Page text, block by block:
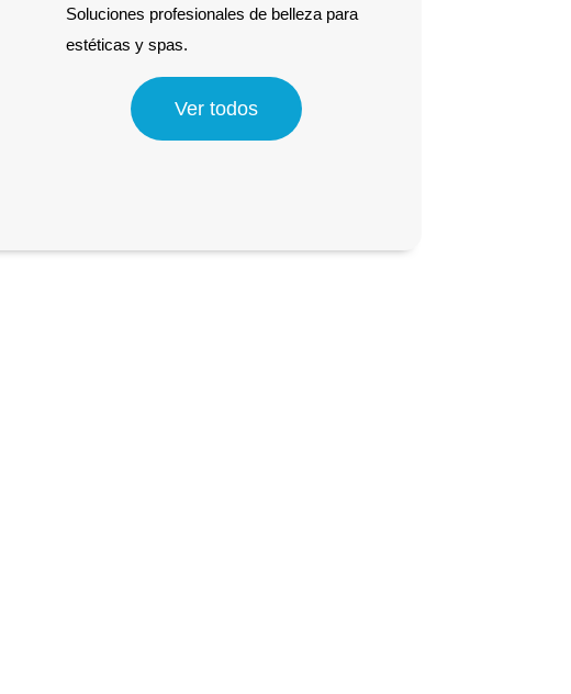
Soluciones profesionales de belleza para
estéticas y spas.
Ver todos